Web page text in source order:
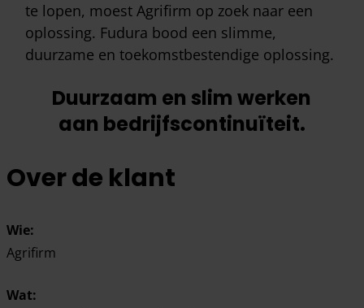
te lopen, moest Agrifirm op zoek naar een
oplossing. Fudura bood een slimme,
duurzame en toekomstbestendige oplossing.
Duurzaam en slim werken
aan bedrijfscontinuïteit.
Agrifirm
Wat: